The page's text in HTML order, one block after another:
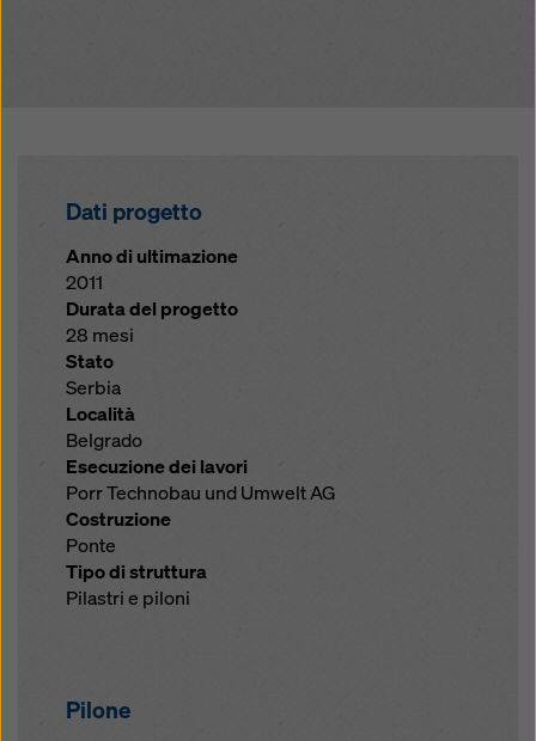
Dati progetto
Anno di ultimazione
2011
Durata del progetto
28 mesi
Stato
Serbia
Località
Belgrado
Esecuzione dei lavori
Porr Technobau und Umwelt AG
Costruzione
Ponte
Tipo di struttura
Pilastri e piloni
Pilone